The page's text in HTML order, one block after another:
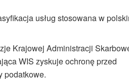
usług stosowana w
Krajowej Administracji
WIS zyskuje ochronę przed
podatkowe.